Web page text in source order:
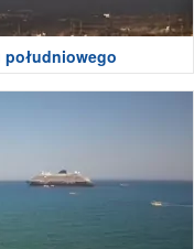
południowego